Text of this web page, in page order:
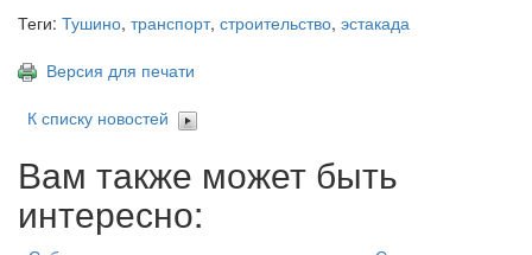
Теги: Тушино, транспорт, строительство, эстакада
Версия для печати
К списку новостей
Вам также может быть
интересно: